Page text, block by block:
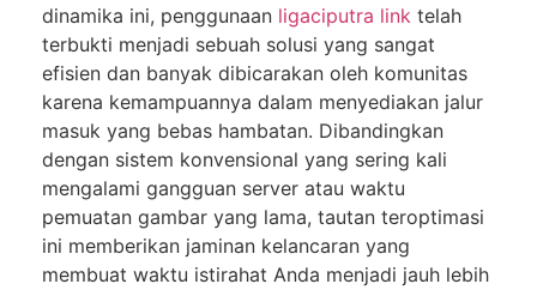
dinamika ini, penggunaan ligaciputra link telah
terbukti menjadi sebuah solusi yang sangat
efisien dan banyak dibicarakan oleh komunitas
karena kemampuannya dalam menyediakan jalur
masuk yang bebas hambatan. Dibandingkan
dengan sistem konvensional yang sering kali
mengalami gangguan server atau waktu
pemuatan gambar yang lama, tautan teroptimasi
ini memberikan jaminan kelancaran yang
membuat waktu istirahat Anda menjadi jauh lebih